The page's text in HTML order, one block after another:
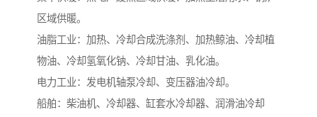
区域供暖。
油脂工业：加热、冷却合成洗涤剂、加热鲸油、冷却植
物油、冷却氢氧化钠、冷却甘油、乳化油。
电力工业：发电机轴泵冷却、变压器油冷却。
船舶：柴油机、冷却器、缸套水冷却器、润滑油冷却